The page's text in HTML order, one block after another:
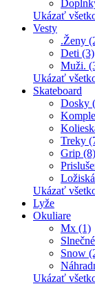
Ukázať
Vesty
.Ženy
Deti (3)
Muži.
Ukázať
Skateboard
Dosky
Treky
Grip (8)
Ukázať
Lyže
Okuliare
Mx (1)
Snow
Ukázať